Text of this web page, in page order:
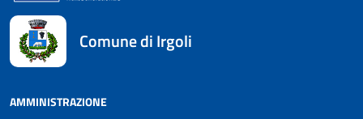
Comune di Irgoli
AMMINISTRAZIONE